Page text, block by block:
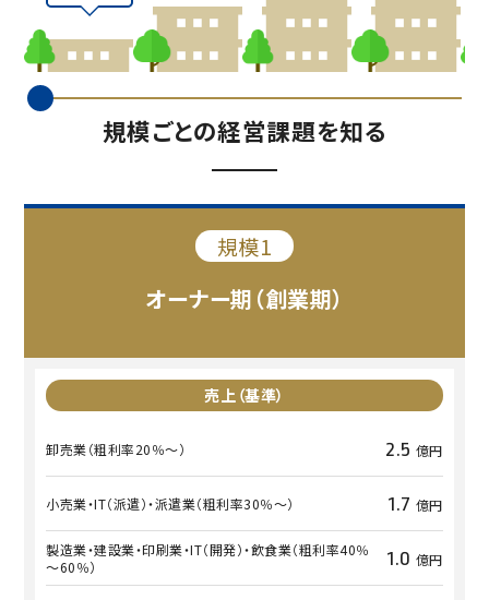
規模ごとの経営課題を知る
規模1
オーナー期 （創業期）
売上 （基準）
卸売業（粗利率20％～） 2.5 億円
小売業・IT（派遣）・派遣業（粗利率30％～） 1.7 億円
製造業・建設業・印刷業・IT（開発）・飲食業（粗利率40％
～60％）
1.0 億円